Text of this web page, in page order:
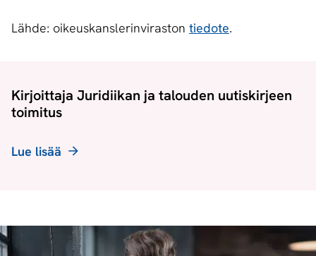
Lähde: oikeuskanslerinviraston tiedote.
Kirjoittaja Juridiikan ja talouden uutiskirjeen
toimitus
Lue lisää